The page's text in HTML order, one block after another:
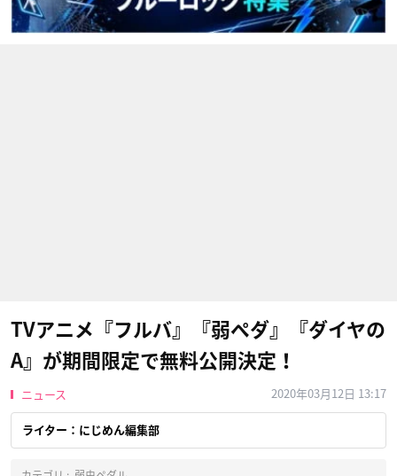
TVアニメ『フルバ』『弱ペダ』『ダイヤの
A』が期間限定で無料公開決定！
ニュース 2020年03月12日 13:17
ライター：にじめん編集部